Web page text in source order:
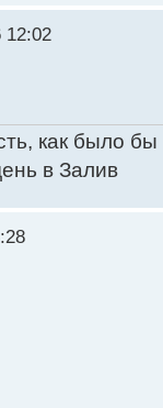
12:02
как было
в Залив